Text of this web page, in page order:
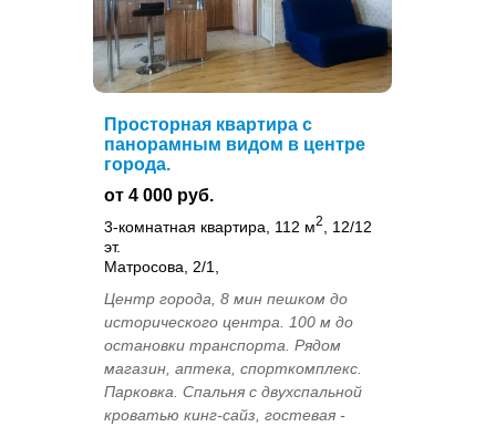
Просторная квартира с
панорамным видом в центре
города.
от 4 000 руб.
3-комнатная квартира, 112 м2
, 12/12
эт.
Матросова, 2/1,
Центр города, 8 мин пешком до
исторического центра. 100 м до
остановки транспорта. Рядом
магазин, аптека, спорткомплекс.
Парковка. Спальня с двухспальной
кроватью кинг-сайз, гостевая -